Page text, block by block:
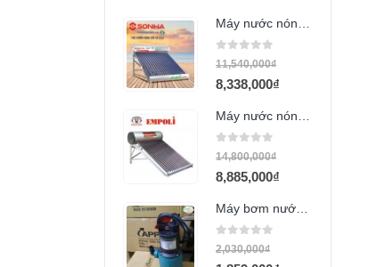
Máy nước nóng mặt trời Thái Dương Năng 200L Gold
0 out of 5
11,540,000₫
8,338,000₫
Máy nước nóng mặt trời 240l Empoli PPR
0 out of 5
14,800,000₫
8,885,000₫
Máy bơm nước APP TPS-200 (200w)
0 out of 5
2,030,000₫